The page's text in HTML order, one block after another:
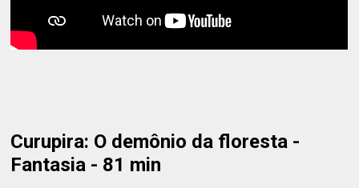
Curupira: O demônio da floresta -
Fantasia - 81 min